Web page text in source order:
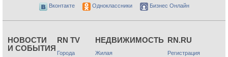
Вконтакте Одноклассники Бизнес Онлайн
НОВОСТИ
И СОБЫТИЯ
RN TV
Города
НЕДВИЖИМОСТЬ
Жилая
RN.RU
Регистрация